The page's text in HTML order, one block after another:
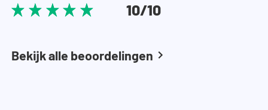
10/10
Bekijk alle beoordelingen